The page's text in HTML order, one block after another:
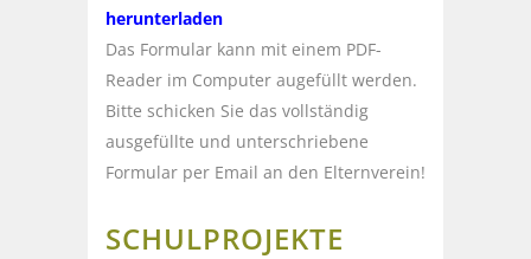
herunterladen
Das Formular kann mit einem PDF-
Reader im Computer augefüllt werden.
Bitte schicken Sie das vollständig
ausgefüllte und unterschriebene
Formular per Email an den Elternverein!
SCHULPROJEKTE